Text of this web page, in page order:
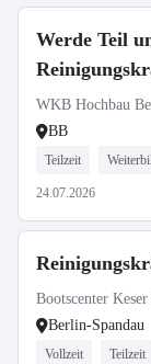
Werde Teil
WKB Hochbau
BB
Teilzeit
24.07.2026
Bootscenter
Berlin-Spandau
Vollzeit Teilzeit